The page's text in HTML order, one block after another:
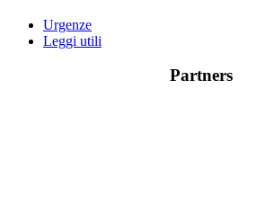
Urgenze
Leggi utili
Partners